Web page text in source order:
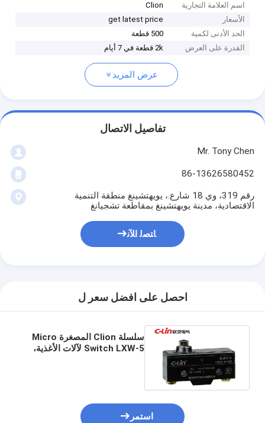
اسم العلامة التجارية
Clion
الأسعار
get latest price
الحد الأدنى لكمية
500 قطعة
القدرة على العرض
2k قطعة في 7 أيام
عرض المزيد
تفاصيل الاتصال
Mr. Tony Chen
86-13626580452
رقم 319، وي 18 شارع.، يويهتشينغ منطقة التنمية
الاقتصادية، مدينة يويهتشينغ بمقاطعة تشجيانغ
ﺎﺘﺼﻟ ﺍﻶﻧ
احصل على افضل سعر ل
سلسلة Clion المصغرة Micro
Switch LXW-5 لآلات الأغذية،
استمر